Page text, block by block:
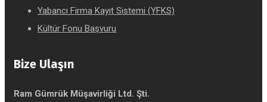
Yabancı Firma Kayıt Sistemi (YFKS)
Kültür Fonu Başvuru
Bize Ulaşın
Ram Gümrük Müşavirliği Ltd. Şti.